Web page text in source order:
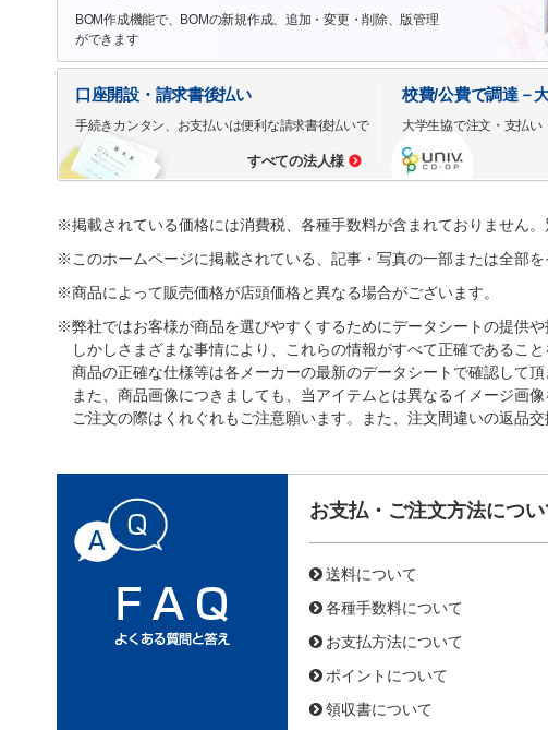
BOM作成機能で、BOMの新規作成、追加・変更・削除、版管理
ができます
口座開設・請求書後払い
手続きカンタン、お支払いは便利な請求書後払いで
すべての法人様
校費/公費で調達－
大学生協で注文・支払い
※掲載されている価格には消費税、各種手数料が含まれておりません
※このホームページに掲載されている、記事・写真の一部または全部
※商品によって販売価格が店頭価格と異なる場合がございます。
※弊社ではお客様が商品を選びやすくするためにデータシートの提供や
しかしさまざまな事情により、これらの情報がすべて正確であるこ
商品の正確な仕様等は各メーカーの最新のデータシートで確認して頂
また、商品画像につきましても、当アイテムとは異なるイメージ画
ご注文の際はくれぐれもご注意願います。また、注文間違いの返品
お支払・ご注文方法につい
送料について
各種手数料について
お支払方法について
ポイントについて
領収書について